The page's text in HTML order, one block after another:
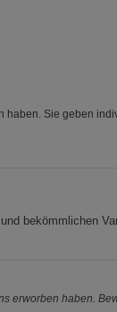
haben. Sie geben
bekömmlichen
erworben haben.